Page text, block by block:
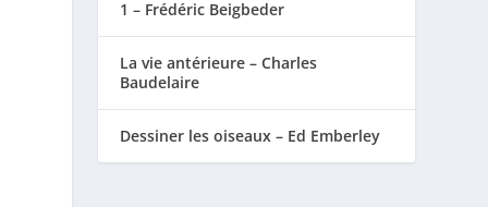
1 – Frédéric Beigbeder
La vie antérieure – Charles
Baudelaire
Dessiner les oiseaux – Ed Emberley